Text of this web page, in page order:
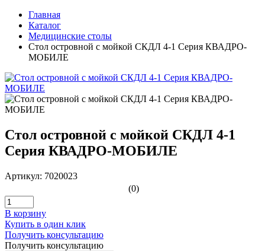
Главная
Каталог
Медицинские столы
Стол островной с мойкой СКДЛ 4-1 Серия КВАДРО-
МОБИЛЕ
Стол островной с мойкой СКДЛ 4-1
Серия КВАДРО-МОБИЛЕ
Артикул: 7020023
(0)
В корзину
Купить в один клик
Получить консультацию
Получить консультацию